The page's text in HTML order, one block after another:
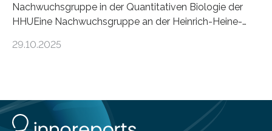
Nachwuchsgruppe in der Quantitativen Biologie der
HHUEine Nachwuchsgruppe an der Heinrich-Heine-
fünf Jahren erforschen, wie Bakterien auf
Insektenblume. Das Bundesministerium für Forschung,
Technologie und Raumfahrt (BMFTR) fördert das
29.10.2025